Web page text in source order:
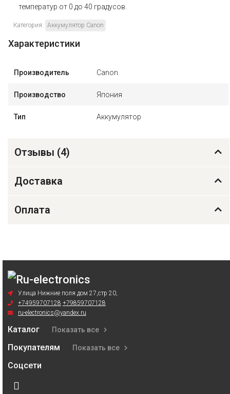
температур от 0 до 40 градусов.
Категория: Аккумулятор Canon
Характеристики
Производитель Canon
Производство Япония
Тип Аккумулятор
Отзывы (4)
Доставка
Оплата
Улица Нижние поля дом 27,стр 20,
+74959707128 +79859707128
ru-electronics@yandex.ru
Каталог Показать все
Покупателям Показать все
Соцсети